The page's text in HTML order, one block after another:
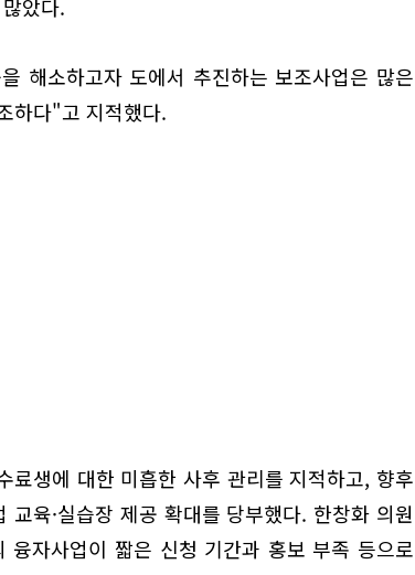
았다.
해소하고자 도에서 추진하는 보조사업은 많은
하다"고 지적했다.
료생에 대한 미흡한 사후 관리를 지적하고, 향후
육·실습장 제공 확대를 당부했다. 한창화 의원
융자사업이 짧은 신청 기간과 홍보 부족 등으로